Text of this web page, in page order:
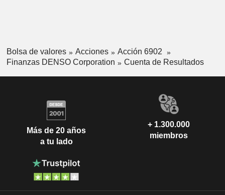
Bolsa de valores Acciones
Acción 6902
Finanzas DENSO Corporation
Cuenta de Resultados
Más de 20 años
a tu lado
+ 1.300.000
miembros